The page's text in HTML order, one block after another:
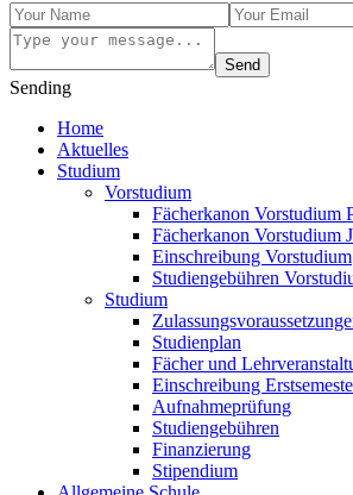
Send
Sending
Home
Aktuelles
Studium
Vorstudium
Fächerkanon Vorstudium
Fächerkanon Vorstudium
Einschreibung Vorstudium
Studiengebühren
Studium
Studienplan
Fächer und
Einschreibung
Aufnahmeprüfung
Studiengebühren
Finanzierung
Stipendium